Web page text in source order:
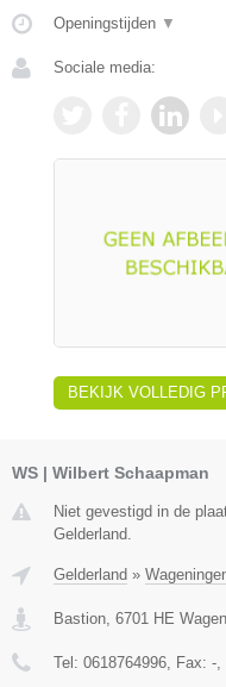
Openingstijden ▼
Sociale media:
BEKIJK VOLLEDIG
WS | Wilbert Schaapman
Niet gevestigd in de
Gelderland.
Gelderland »
Bastion 6701 HE
Tel: 0618764996 , Fax: -